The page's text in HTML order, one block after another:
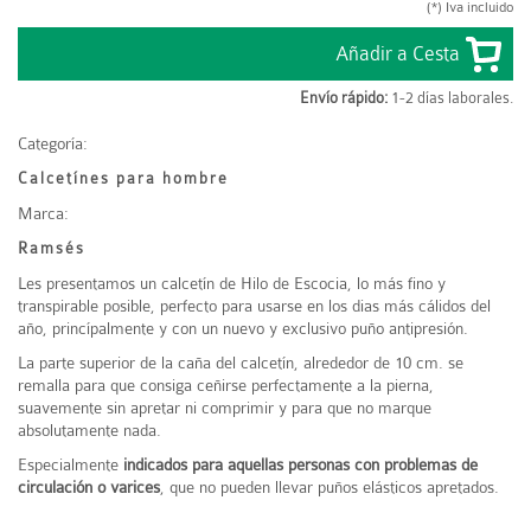
(*) Iva incluido
Envío rápido: 1-2 días laborales.
Categoría:
Calcetínes para hombre
Marca:
Ramsés
Les presentamos un calcetín de Hilo de Escocia, lo más fino y
transpirable posible, perfecto para usarse en los dias más cálidos del
año, princípalmente y con un nuevo y exclusivo puño antipresión.
La parte superior de la caña del calcetín, alrededor de 10 cm. se
remalla para que consiga ceñirse perfectamente a la pierna,
suavemente sin apretar ni comprimir y para que no marque
absolutamente nada.
Especialmente indicados para aquellas personas con problemas de
circulación o varices, que no pueden llevar puños elásticos apretados.